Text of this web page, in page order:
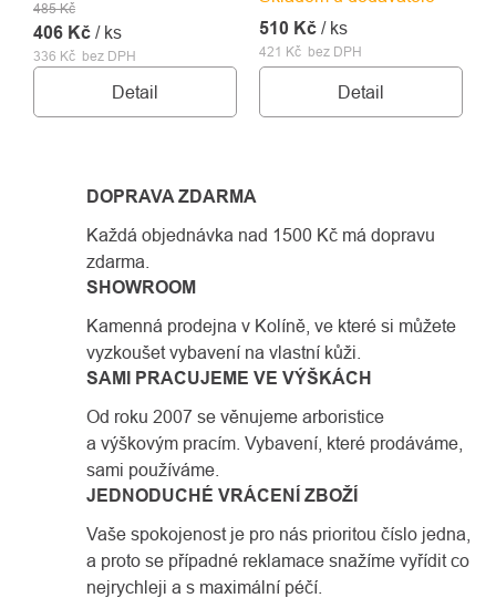
336 Kč bez DPH
485 Kč
406 Kč / ks
Detail
421 Kč bez DPH
510 Kč / ks
Detail
DOPRAVA ZDARMA
Každá objednávka nad 1500 Kč má dopravu
zdarma.
SHOWROOM
Kamenná prodejna v Kolíně, ve které si můžete
vyzkoušet vybavení na vlastní kůži.
SAMI PRACUJEME VE VÝŠKÁCH
Od roku 2007 se věnujeme arboristice
a výškovým pracím. Vybavení, které prodáváme,
sami používáme.
JEDNODUCHÉ VRÁCENÍ ZBOŽÍ
Vaše spokojenost je pro nás prioritou číslo jedna,
a proto se případné reklamace snažíme vyřídit co
nejrychleji a s maximální péčí.